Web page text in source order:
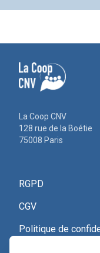
La Coop CNV
128 rue de la Boétie
75008 Paris
RGPD
CGV
Politique de